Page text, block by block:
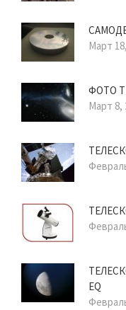
Март
ФОТО
Март 8,
EQ